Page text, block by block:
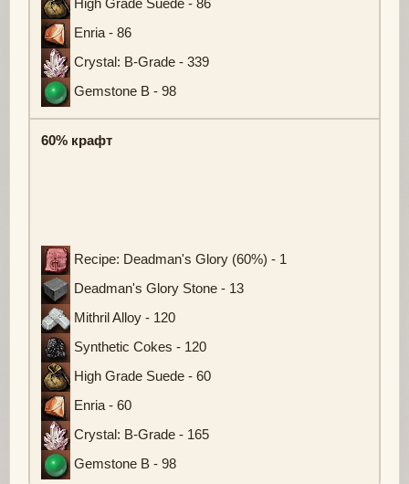
Enria - 86
Crystal: B-Grade - 339
Gemstone B - 98
60% крафт
Recipe: Deadman's Glory (60%) - 1
Deadman's Glory Stone - 13
Mithril Alloy - 120
Synthetic Cokes - 120
High Grade Suede - 60
Enria - 60
Crystal: B-Grade - 165
Gemstone B - 98